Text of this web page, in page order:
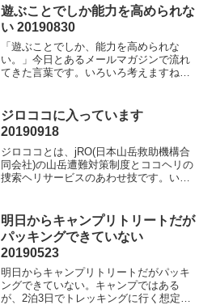
からないんですよね。当然アウトドアで
利...
遊ぶことでしか能力を高められな
い 20190830
「遊ぶことでしか、能力を高められな
い。」今日とあるメールマガジンで流れ
てきた言葉です。いろいろ考えますねぇ
こと。遊びは、すぐにはじめられます。
遊ぼ！と言えば、すぐです。...
ジロココに入っています
20190918
ジロココとは、jRO(日本山岳救助機構合
同会社)の山岳遭難対策制度とココヘリの
捜索ヘリサービスのあわせ技です。いろ
明日からキャンプリトリートだが
パッキングできていない
20190523
明日からキャンプリトリートだがパッキ
ングできていない。キャンプではある
が、2泊3日でトレッキングに行く想定で